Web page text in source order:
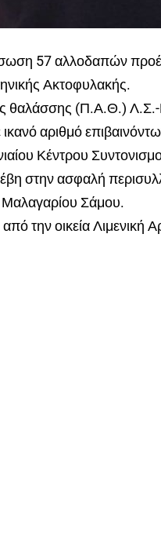
57 αλλοδαπών
Ακτοφυλακής.
θαλάσσης (Π.Α.Θ.)
αριθμό
Κέντρου
στην ασφαλή
Μαλαγαρίου Σάμου.
την οικεία Λιμενική